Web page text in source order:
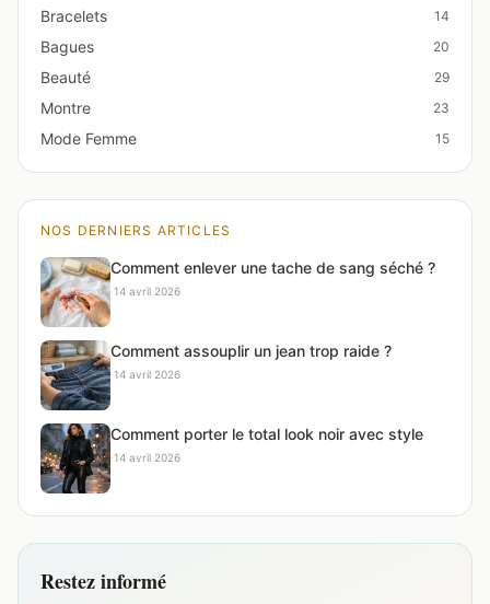
Bracelets 14
Bagues 20
Beauté 29
Montre 23
Mode Femme 15
NOS DERNIERS ARTICLES
Comment enlever une tache de sang séché ?
·14 avril 2026
Comment assouplir un jean trop raide ?
·14 avril 2026
Comment porter le total look noir avec style
·14 avril 2026
Restez informé